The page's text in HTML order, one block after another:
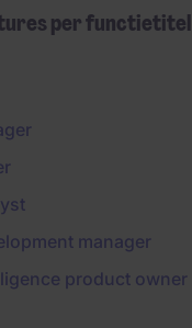
per functietitel
manager
product owner